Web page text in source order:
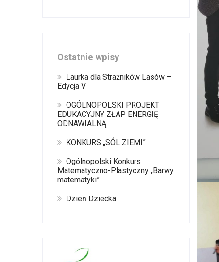
Ostatnie wpisy
Laurka dla Strażników Lasów –
Edycja V
OGÓLNOPOLSKI PROJEKT
EDUKACYJNY ZŁAP ENERGIĘ
ODNAWIALNĄ
KONKURS „SÓL ZIEMI”
Ogólnopolski Konkurs
Matematyczno-Plastyczny „Barwy
matematyki”
Dzień Dziecka